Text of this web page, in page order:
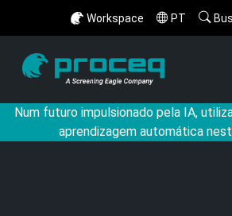
Workspace PT
Num futuro impulsionado pela IA,
aprendizagem automática